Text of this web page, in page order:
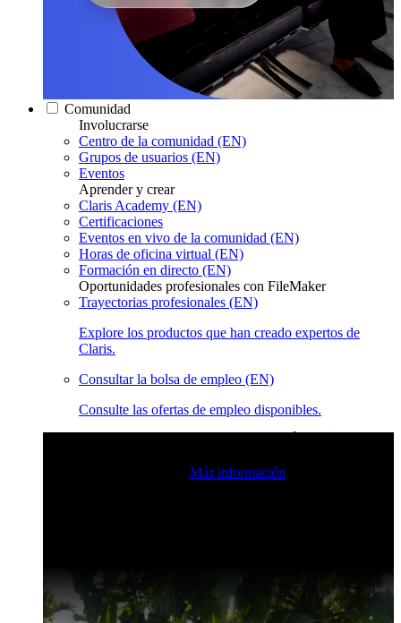
Comunidad
Involucrarse
Centro de la comunidad (EN)
Grupos de usuarios (EN)
Eventos
Aprender y crear
Claris Academy (EN)
Certificaciones
Eventos en vivo de la comunidad (EN)
Horas de oficina virtual (EN)
Formación en directo (EN)
Oportunidades profesionales con FileMaker
Trayectorias profesionales (EN)
Explore los productos que han creado expertos de
Claris.
Consultar la bolsa de empleo (EN)
Consulte las ofertas de empleo disponibles.
Más información